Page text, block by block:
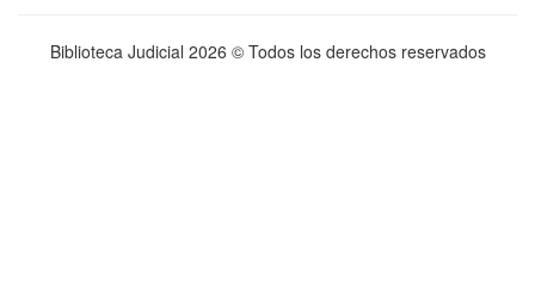
Biblioteca Judicial 2026 © Todos los derechos reservados